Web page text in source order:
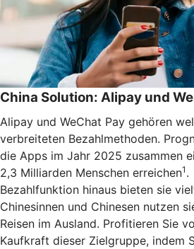
China Solution: Alipay und
Alipay und WeChat Pay gehören
verbreiteten Bezahlmethoden.
die Apps im Jahr 2025 zusammen
2,3 Milliarden Menschen erreichen1 .
Bezahlfunktion hinaus bieten sie
Chinesinnen und Chinesen nutzen
Reisen im Ausland. Profitieren Sie
Kaufkraft dieser Zielgruppe, indem